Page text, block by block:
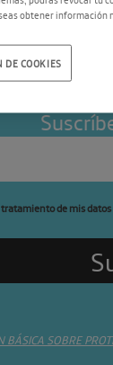
de mis
BÁSICA SOBRE
obtener información
DE COOKIES